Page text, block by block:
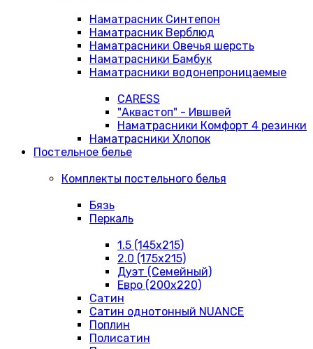
Наматрасник Синтепон
Наматрасник Верблюд
Наматрасники Овечья шерсть
Наматрасники Бамбук
Наматрасники водонепроницаемые
CARESS
"Аквастоп" - Ившвей
Наматрасники Комфорт 4 резинки
Наматрасники Хлопок
Постельное белье
Комплекты постельного белья
Бязь
Перкаль
1.5 (145х215)
2.0 (175х215)
Дуэт (Семейный)
Евро (200х220)
Сатин
Сатин однотонный NUANCE
Поплин
Полисатин